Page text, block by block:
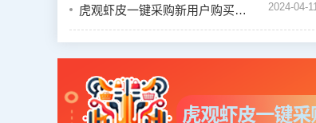
虎观虾皮一键采购新用户购买会员教程 2024-04-